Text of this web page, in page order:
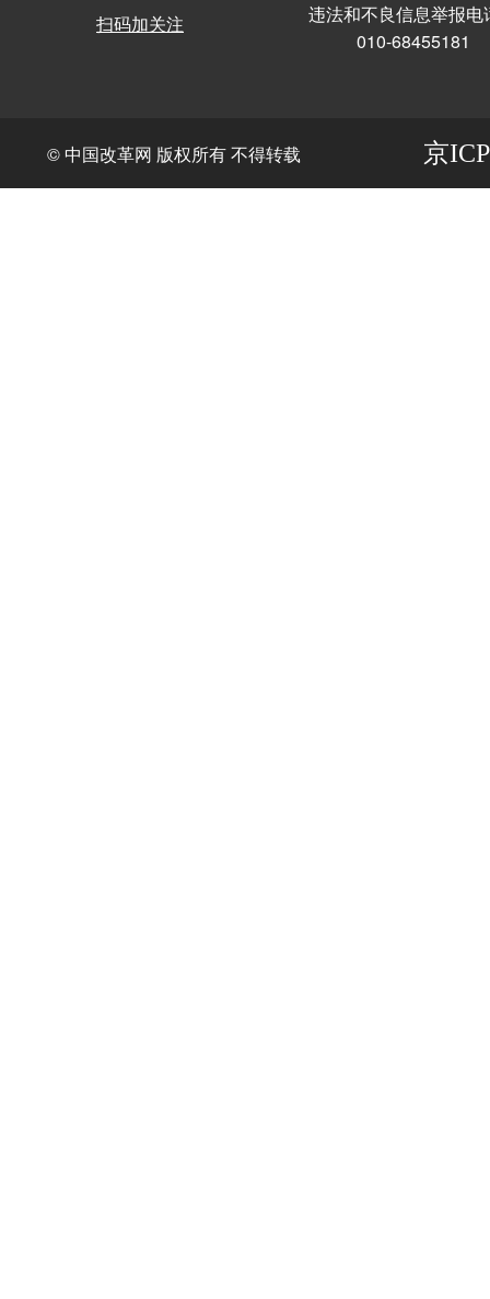
扫码加关注
违法和不良信息举报电
010-68455181
© 中国改革网 版权所有 不得转载 京